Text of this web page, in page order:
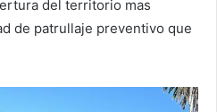
del territorio mas
de patrullaje preventivo que